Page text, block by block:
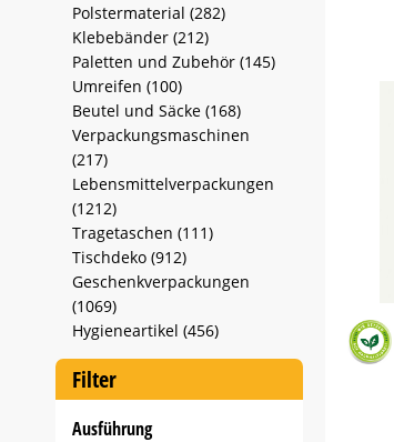
Polstermaterial (282)
Klebebänder (212)
Paletten und Zubehör (145)
Umreifen (100)
Beutel und Säcke (168)
Verpackungsmaschinen
(217)
Lebensmittelverpackungen
(1212)
Tragetaschen (111)
Tischdeko (912)
Geschenkverpackungen
(1069)
Hygieneartikel (456)
Filter
Ausführung